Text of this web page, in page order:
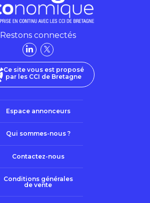
Restons connectés
Ce site vous est proposé
par les CCI de Bretagne
Espace annonceurs
Qui sommes-nous ?
Contactez-nous
Conditions générales
de vente